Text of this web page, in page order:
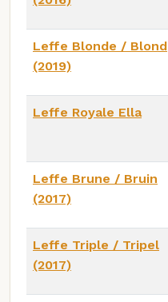
Leffe Blonde / Blond
(2019)
Leffe Royale Ella
Leffe Brune / Bruin
(2017)
Leffe Triple / Tripel
(2017)